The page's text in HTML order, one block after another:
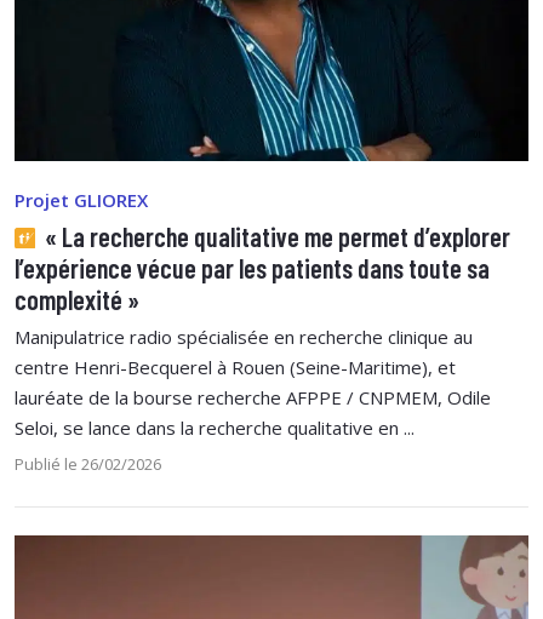
Projet GLIOREX
« La recherche qualitative me permet d’explorer
l’expérience vécue par les patients dans toute sa
complexité »
Manipulatrice radio spécialisée en recherche clinique au
centre Henri-Becquerel à Rouen (Seine-Maritime), et
lauréate de la bourse recherche AFPPE / CNPMEM, Odile
Seloi, se lance dans la recherche qualitative en ...
Publié le 26/02/2026